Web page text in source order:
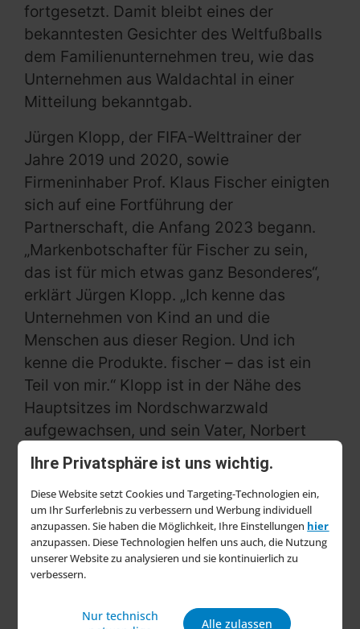
Ihre Privatsphäre ist uns wichtig.
Diese Website setzt Cookies und Targeting-Technologien ein,
um Ihr Surferlebnis zu verbessern und Werbung individuell
anzupassen. Sie haben die Möglichkeit, Ihre Einstellungen hier
anzupassen. Diese Technologien helfen uns auch, die Nutzung
unserer Website zu analysieren und sie kontinuierlich zu
verbessern.
Nur technisch
Alle zulassen
fortgesetzt. Damit bleibt eines der
bekanntesten Gesichter des Weltfußballs
dem Familienunternehmen treu, wie das
Unternehmen aus Waldachtal in einer
Mitteilung bekanntgab.
Jürgen Klopp, der FIFA-Welttrainer der
Jahre 2019 und 2020, sowie
Firmeninhaber Prof. Klaus Fischer einigten
sich auf eine Fortführung der
Partnerschaft, die Anfang 2023 begann.
„Markenbotschafter für Fischer zu sein,
das ist für mich etwas ganz Besonderes“,
erklärt Jürgen Klopp. „Ich kenne das
Unternehmen von Kind an und die
Menschen aus dieser Region. Und ich
kenne die Produkte. fischer – das ist ein
Teil von mir.“ Klopp ist in der Nähe des
Hauptsitzes im Nordschwarzwald
aufgewachsen, und sein Vater, Norbert
Klopp, war bis 1998 fast 35 Jahre lang im
Außendienst von Fischer tätig.
„In unserem Unternehmen sind wir alle
sehr stolz darauf, mit Jürgen Klopp auch in
Zukunft ein erfolgreiches Team zu bilden.
Für uns ist er mit seiner vorbildlichen
Professionalität ein großer Gewinn“, betont